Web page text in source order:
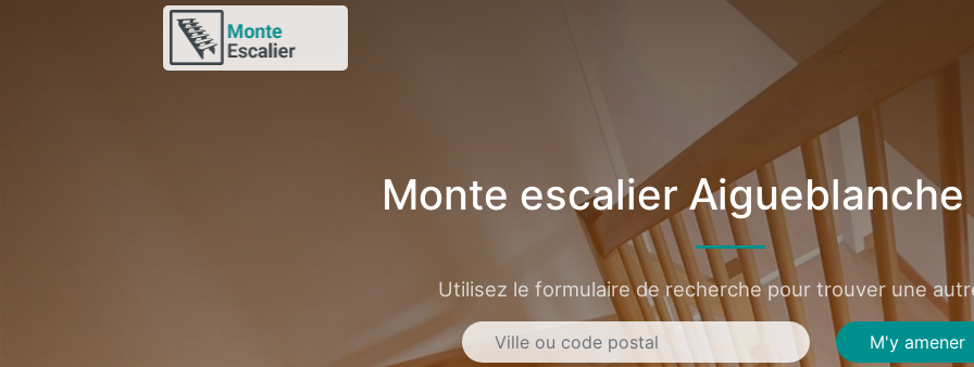
Monte escalier
Utilisez le formulaire de recherche pour trouver une
M'y amener